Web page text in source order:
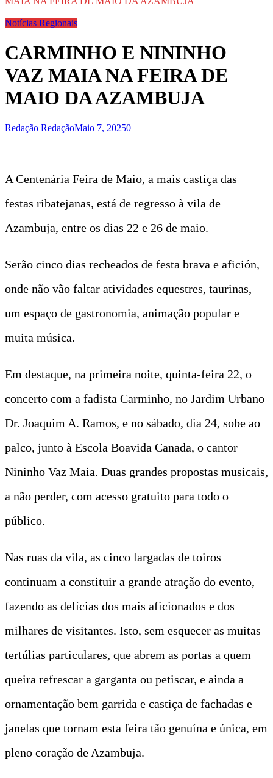
Notícias Regionais
CARMINHO E NININHO
VAZ MAIA NA FEIRA DE
MAIO DA AZAMBUJA
Redação RedaçãoMaio 7, 20250
A Centenária Feira de Maio, a mais castiça das
festas ribatejanas, está de regresso à vila de
Azambuja, entre os dias 22 e 26 de maio.
Serão cinco dias recheados de festa brava e afición,
onde não vão faltar atividades equestres, taurinas,
um espaço de gastronomia, animação popular e
muita música.
Em destaque, na primeira noite, quinta-feira 22, o
concerto com a fadista Carminho, no Jardim Urbano
Dr. Joaquim A. Ramos, e no sábado, dia 24, sobe ao
palco, junto à Escola Boavida Canada, o cantor
Nininho Vaz Maia. Duas grandes propostas musicais,
a não perder, com acesso gratuito para todo o
público.
Nas ruas da vila, as cinco largadas de toiros
continuam a constituir a grande atração do evento,
fazendo as delícias dos mais aficionados e dos
milhares de visitantes. Isto, sem esquecer as muitas
tertúlias particulares, que abrem as portas a quem
queira refrescar a garganta ou petiscar, e ainda a
ornamentação bem garrida e castiça de fachadas e
janelas que tornam esta feira tão genuína e única, em
pleno coração de Azambuja.